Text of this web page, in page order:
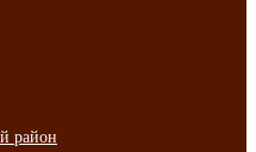
район